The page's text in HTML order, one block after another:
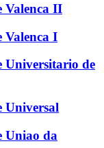
Valenca II
Valenca I
Universitario de
Universal
Uniao da